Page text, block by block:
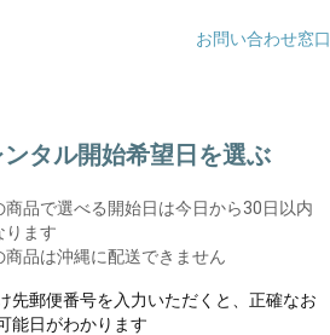
お問い合わせ窓口
ンタル開始希望日を選ぶ
商品で選べる開始日は今日から30日以内
ります
商品は沖縄に配送できません
先郵便番号を入力いただくと、正確なお
能日がわかります